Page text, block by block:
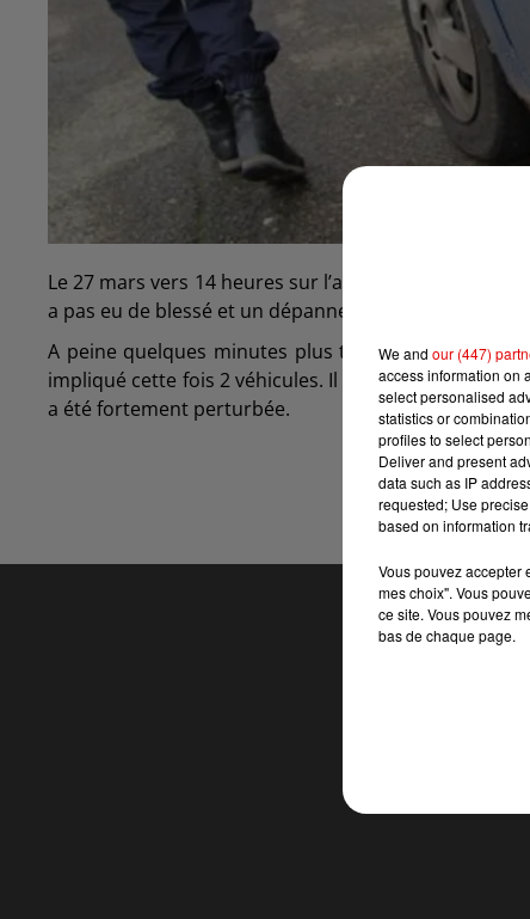
Le 27 mars vers 14 heures sur l’autoroute A34 à
a pas eu de blessé et un dépanneur est intervenu
A peine quelques minutes plus tard dans la zone
impliqué cette fois 2 véhicules. Il n'y a pas eu de
a été fortement perturbée.
We and our (447)
access information on
select personalised
statistics or
profiles to select
Deliver and present
data such as IP
requested; Use
based on information
Vous pouvez accepter
mes choix". Vous
ce site. Vous pouvez
bas de chaque page.